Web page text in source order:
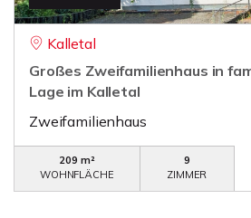
Kalletal
Großes Zweifamilienhaus in
Lage im Kalletal
Zweifamilienhaus
209 m²
WOHNFLÄCHE
9
ZIMMER